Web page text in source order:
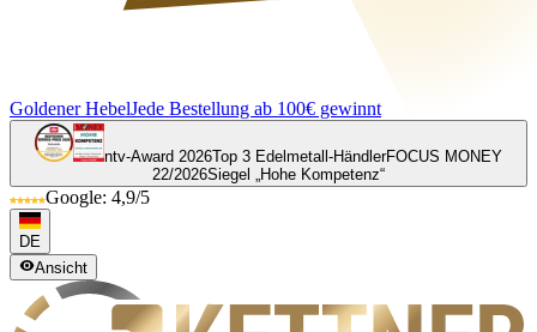
Goldener HebelJede Bestellung ab 100€ gewinnt
ntv-Award 2026Top 3 Edelmetall-HändlerFOCUS MONEY
22/2026Siegel „Hohe Kompetenz“
Google: 4,9/5
DE
Ansicht